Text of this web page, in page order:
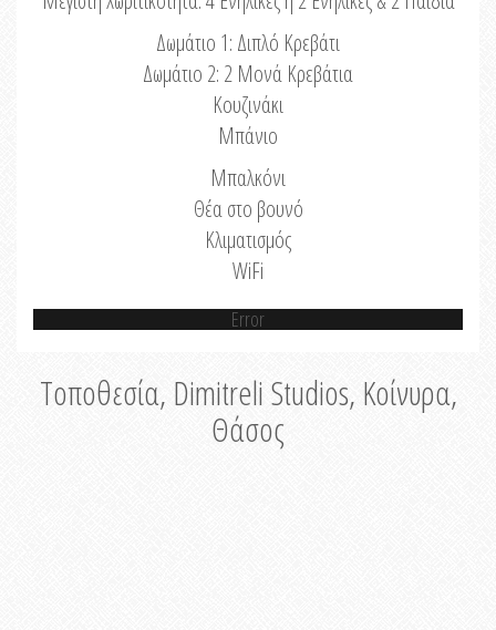
Δωμάτιο 1: Διπλό Κρεβάτι
Δωμάτιο 2: 2 Μονά Κρεβάτια
Κουζινάκι
Μπάνιο
Μπαλκόνι
Θέα στο βουνό
Κλιματισμός
WiFi
Error
Τοποθεσία, Dimitreli Studios, Κοίνυρα,
Θάσος